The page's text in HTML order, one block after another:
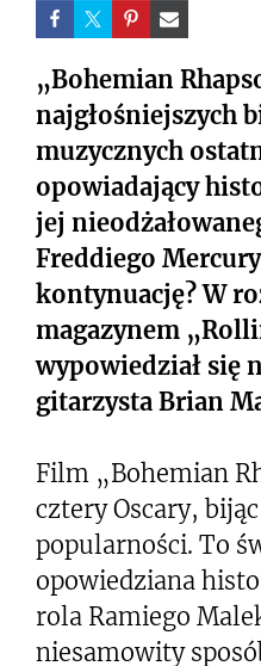
„Bohemian
najgłośniejszych
muzycznych
opowiadający
jej
Freddiego
kontynuację? W
magazynem
wypowiedział się
gitarzysta Brian
Film „Bohemian
cztery Oscary,
popularności. To
opowiedziana
rola Ramiego
niesamowity